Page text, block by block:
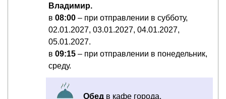
Владимир.
в 08:00 – при отправлении в субботу,
02.01.2027, 03.01.2027, 04.01.2027,
05.01.2027.
в 09:15 – при отправлении в понедельник,
среду.
Обед в кафе города.